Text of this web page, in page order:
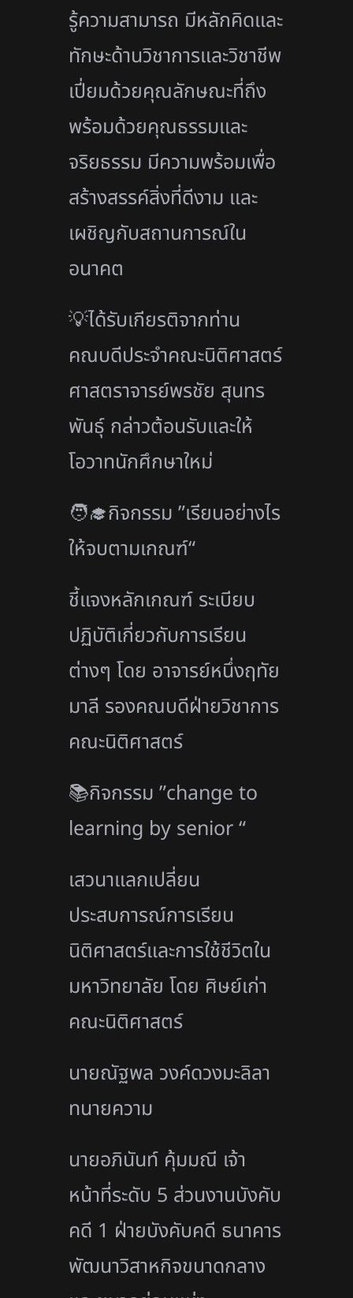
รู้ความสามารถ มีหลักคิดและ
ทักษะด้านวิชาการและวิชาชีพ
เปี่ยมด้วยคุณลักษณะที่ถึง
พร้อมด้วยคุณธรรมและ
จริยธรรม มีความพร้อมเพื่อ
สร้างสรรค์สิ่งที่ดีงาม และ
เผชิญกับสถานการณ์ใน
อนาคต
💡ได้รับเกียรติจากท่าน
คณบดีประจำคณะนิติศาสตร์
ศาสตราจารย์พรชัย สุนทร
พันธุ์ กล่าวต้อนรับและให้
โอวาทนักศึกษาใหม่
🧑‍🎓กิจกรรม ”เรียนอย่างไร
ให้จบตามเกณฑ์“
ชี้แจงหลักเกณฑ์ ระเบียบ
ปฏิบัติเกี่ยวกับการเรียน
ต่างๆ โดย อาจารย์หนึ่งฤทัย
มาลี รองคณบดีฝ่ายวิชาการ
คณะนิติศาสตร์
📚กิจกรรม ”change to
learning by senior “
เสวนาแลกเปลี่ยน
ประสบการณ์การเรียน
นิติศาสตร์และการใช้ชีวิตใน
มหาวิทยาลัย โดย ศิษย์เก่า
คณะนิติศาสตร์
นายณัฐพล วงค์ดวงมะลิลา
ทนายความ
นายอภินันท์ คุ้มมณี เจ้า
หน้าที่ระดับ 5 ส่วนงานบังคับ
คดี 1 ฝ่ายบังคับคดี ธนาคาร
พัฒนาวิสาหกิจขนาดกลาง